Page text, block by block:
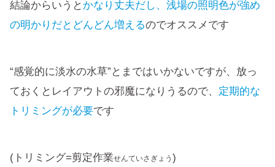
結論からいうと かなり丈夫だし、浅場の照明色が強め
の明かりだとどんどん増えるのでオススメです
“感覚的に淡水の水草”とまではいかないですが、放っ
ておくとレイアウトの邪魔になりうるので、 定期的な
トリミングが必要です
(トリミング=剪定作業せんていさぎょう )